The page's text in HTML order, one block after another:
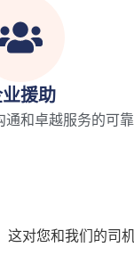
援助
和卓越服务的可靠
对您和我们的司